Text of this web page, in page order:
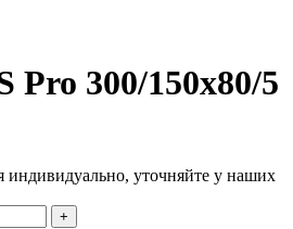
Pro 300/150x80/5
индивидуально, уточняйте у наших
+